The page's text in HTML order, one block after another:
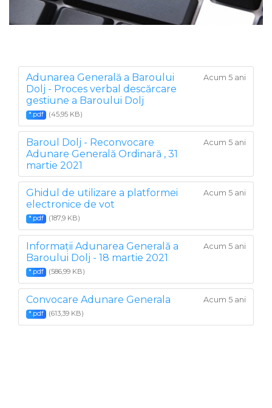
Adunarea Generală a Baroului
Dolj - Proces verbal descărcare
gestiune a Baroului Dolj
Acum 5 ani
*.pdf (45,95 KB)
Baroul Dolj - Reconvocare
Adunare Generală Ordinară , 31
martie 2021
Acum 5 ani
Ghidul de utilizare a platformei
electronice de vot
Acum 5 ani
*.pdf (187,9 KB)
Informații Adunarea Generală a
Baroului Dolj - 18 martie 2021
Acum 5 ani
*.pdf (586,99 KB)
Convocare Adunare Generala Acum 5 ani
*.pdf (613,39 KB)